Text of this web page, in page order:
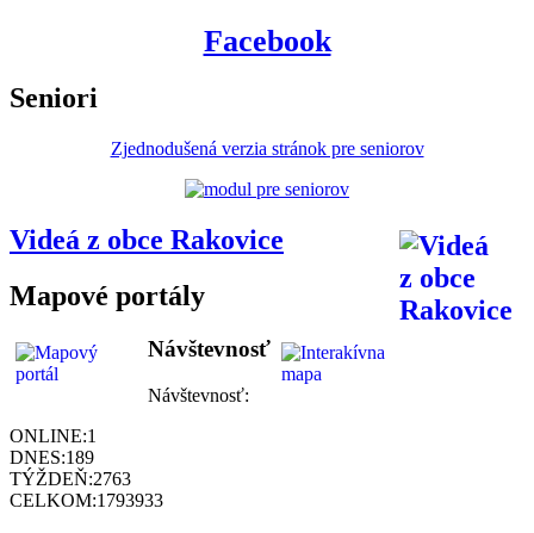
Facebook
Seniori
Zjednodušená verzia stránok pre seniorov
Videá z obce Rakovice
Mapové portály
Návštevnosť
Návštevnosť:
ONLINE:1
DNES:189
TÝŽDEŇ:2763
CELKOM:1793933